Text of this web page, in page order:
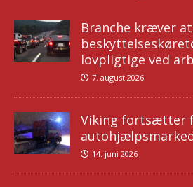
Branche kræver at
lovpligtige ved
7. august 2026
Viking fortsætter
14. juni 2026